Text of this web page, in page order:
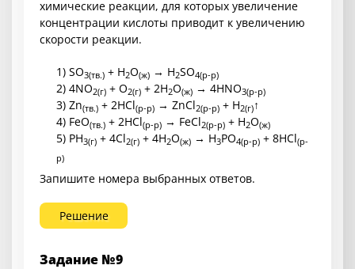
химические реакции, для которых увеличение
концентрации кислоты приводит к увеличению
скорости реакции.
1) SO3(тв.) + H2O(ж) → H2SO4(р-р)
2) 4NO2(г) + O2(г) + 2H2O(ж) → 4HNO3(р-р)
3) Zn(тв.) + 2HCl(р-р) → ZnCl2(р-р) + H2(г)↑
4) FeO(тв.) + 2HCl(р-р) → FeCl2(р-р) + H2O(ж)
5) PH3(г) + 4Cl2(г) + 4H2O(ж) → H3PO4(р-р) + 8HCl(р-
р)
Запишите номера выбранных ответов.
Решение
Задание №9